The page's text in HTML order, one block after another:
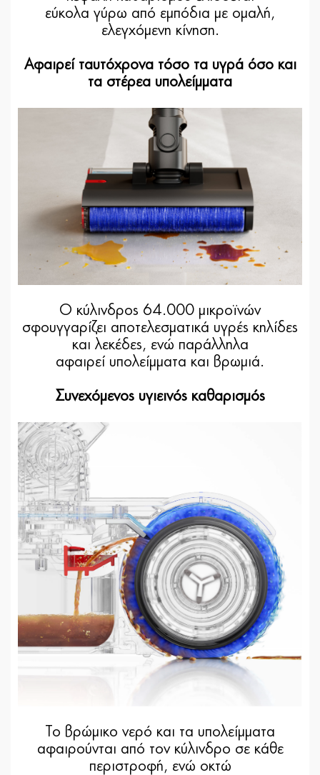
εύκολα γύρω από εμπόδια με ομαλή,
ελεγχόμενη κίνηση.
Αφαιρεί ταυτόχρονα τόσο τα υγρά όσο και
τα στέρεα υπολείμματα
Ο κύλινδρος 64.000 μικροϊνών
σφουγγαρίζει αποτελεσματικά υγρές κηλίδες
και λεκέδες, ενώ παράλληλα
αφαιρεί υπολείμματα και βρωμιά.
Συνεχόμενος υγιεινός καθαρισμός
Το βρώμικο νερό και τα υπολείμματα
αφαιρούνται από τον κύλινδρο σε κάθε
περιστροφή, ενώ οκτώ